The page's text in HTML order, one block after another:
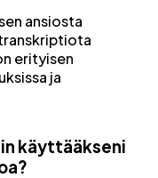
ansiosta
erityisen
ja
käyttääkseni